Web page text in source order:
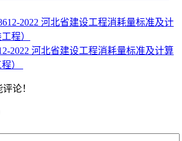
2022 河北省建设工程消耗量标准及计算
）
论！